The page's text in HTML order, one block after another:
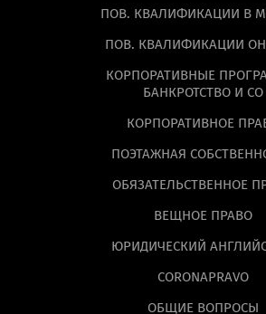
ПОВ. КВАЛИФИКАЦИИ В
ПОВ. КВАЛИФИКАЦИИ
КОРПОРАТИВНЫЕ
БАНКРОТСТВО И СО
КОРПОРАТИВНОЕ
ПОЭТАЖНАЯ
ОБЯЗАТЕЛЬСТВЕННОЕ
ВЕЩНОЕ ПРАВО
ЮРИДИЧЕСКИЙ
CORONAPRAVO
ОБЩИЕ ВОПРОСЫ